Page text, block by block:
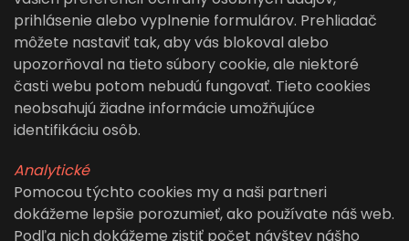
prihlásenie alebo vyplnenie formulárov. Prehliadač
môžete nastaviť tak, aby vás blokoval alebo
upozorňoval na tieto súbory cookie, ale niektoré
časti webu potom nebudú fungovať. Tieto cookies
neobsahujú žiadne informácie umožňujúce
identifikáciu osôb.
Analytické
Pomocou týchto cookies my a naši partneri
dokážeme lepšie porozumieť, ako používate náš web.
Podľa nich dokážeme zistiť počet návštev nášho